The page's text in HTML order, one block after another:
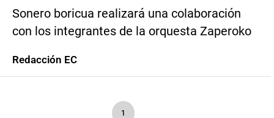
Sonero boricua realizará una colaboración
con los integrantes de la orquesta Zaperoko
Redacción EC
1